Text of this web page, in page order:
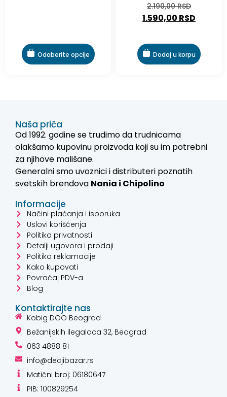
Odaberite opcije
2.190,00RSD
1.590,00 RSD
Dodaj u korpu
Naša priča
Od 1992. godine se trudimo da trudnicama
olakšamo kupovinu proizvoda koji su im potrebni
za njihove mališane.
Generalni smo uvoznici i distributeri poznatih
svetskih brendova Nania i Chipolino
Informacije
Načini plaćanja i isporuka
Uslovi korišćenja
Politika privatnosti
Detalji ugovora i prodaji
Politika reklamacije
Kako kupovati
Povraćaj PDV-a
Blog
Kontaktirajte nas
Kobig DOO Beograd
Bežanijskih ilegalaca 32, Beograd
063 4888 81
info@decjibazar.rs
Matični broj: 06180647
PIB: 100829254